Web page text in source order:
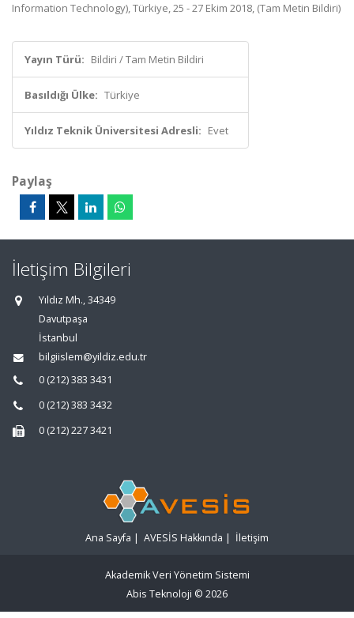
Information Technology), Türkiye, 25 - 27 Ekim 2018, (Tam Metin Bildiri)
Yayın Türü: Bildiri / Tam Metin Bildiri
Basıldığı Ülke: Türkiye
Yıldız Teknik Üniversitesi Adresli: Evet
Paylaş
İletişim Bilgileri
Yıldız Mh., 34349
Davutpaşa
İstanbul
bilgiislem@yildiz.edu.tr
0 (212) 383 3431
0 (212) 383 3432
0 (212) 227 3421
Ana Sayfa | AVESİS Hakkında | İletişim
Akademik Veri Yönetim Sistemi
Abis Teknoloji © 2026